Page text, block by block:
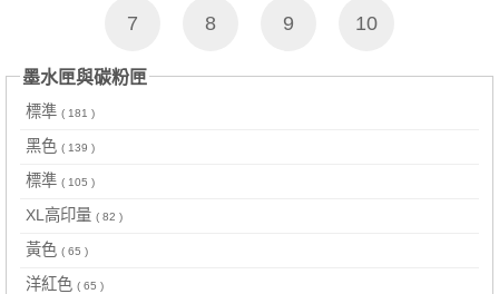
7 8 9 10
墨水匣與碳粉匣
標準 ( 181 )
黑色 ( 139 )
標準 ( 105 )
XL高印量 ( 82 )
黃色 ( 65 )
洋紅色 ( 65 )